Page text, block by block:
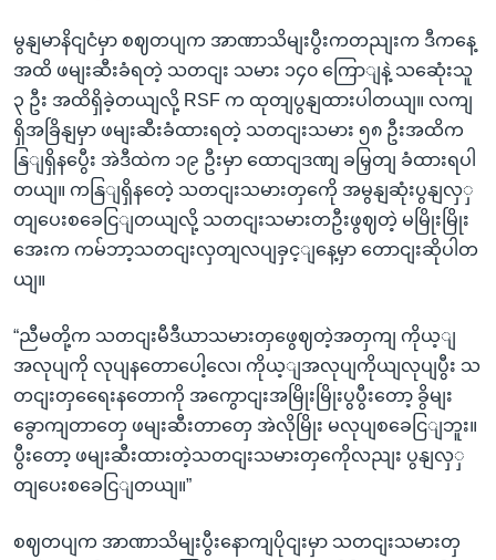
မွနျမာနိငျငံမှာ စဈတပျက အာဏာသိမျးပွီးကတညျးက ဒီကနေ့
အထိ ဖမျးဆီးခံရတဲ့ သတငျး သမား ၁၄၀ ကြောျနဲ့ သဆေုံးသူ
၃ ဦး အထိရှိခဲ့တယျလို့ RSF က ထုတျပွနျထားပါတယျ။ လကျ
ရှိအခြိနျမှာ ဖမျးဆီးခံထားရတဲ့ သတငျးသမား ၅၈ ဦးအထိက
နြျရှိနပွေီး အဲဒီထဲက ၁၉ ဦးမှာ ထောငျဒဏျ ခမြှတျ ခံထားရပါ
တယျ။ ကနြျရှိနတေဲ့ သတငျးသမားတှကေို အမွနျဆုံးပွနျလှှ
တျပေးစခေငြျတယျလို့ သတငျးသမားတဦးဖွဈတဲ့ မမြိုးမြိုး
အေးက ကမ်ဘာ့သတငျးလှတျလပျခှင့ျနေ့မှာ တောငျးဆိုပါတ
ယျ။
“ညီမတို့က သတငျးမီဒီယာသမားတှဖွေဈတဲ့အတှကျ ကိုယ့ျ
အလုပျကို လုပျနတောပေါ့လေ၊ ကိုယ့ျအလုပျကိုယျလုပျပွီး သ
တငျးတှရေေးနတောကို အကွောငျးအမြိုးမြိုးပွပွီးတော့ ခွိမျး
ခွောကျတာတှေ ဖမျးဆီးတာတှေ အဲလိုမြိုး မလုပျစခေငြျဘူး။
ပွီးတော့ ဖမျးဆီးထားတဲ့သတငျးသမားတှကေိုလညျး ပွနျလှှ
တျပေးစခေငြျတယျ။”
စဈတပျက အာဏာသိမျးပွီးနောကျပိုငျးမှာ သတငျးသမားတှ